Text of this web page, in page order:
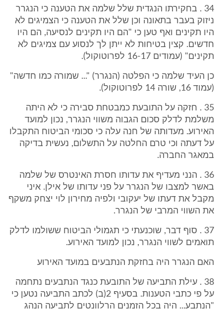
34 . בחקירתו הנגדית שלל שלמה את הטענה כי הנגרר
ניזוק בעבר בתאונה וכן שלל את הטענה כי הצמיגים לא
היו תקינים ואף טען כי "הם היו תקינים לנסיעה, הם היו
חדשים. קצין בטיחות לא ייתן לך לנסוע עם צמיגים לא
תקינים" (עמודים 16-17 לפרוטוקול).
כן העיד שלמה כי הפלטה (הנגרר) "... שמורה כמו חדשה"
(עמוד 16, שורה 14 לפרוטוקול).
35 . חזקה על התובעת כמבטחת סבירה כי לא היתה
משלמת לדלק סכום הגבוה משווי הנגרר, נכון למועד
האירוע. מעדותה של חנה עלה כי סכומי הביטוח התקבלו
על דעתה וכי טרם החלטה על התשלום, נעשית בדיקה
במאגר החברה.
36 . הנני מעדיף את עדותו חסרת האינטרס של שלמה
באשר למצבו של הנגרר על פני עדותו של אילן. איני
מקבל את דעתו של יעקובי ולפיה מחירון לוי יצחק משקף
את השווי המרבי של הנגרר.
37 . סוף דבר, שוכנעתי כי תגמולי הביטוח ששולמו לדלק
תואמים לשווי הנגרר, נכון למועד האירוע.
האם הנגרר היה בחזקת הנתבעים במועד האירוע
38 . עילת התביעה של התובעת כנגד הנתבעים נתחמה
על פי כתבי הטענות. בסעיף 2(ב) לכתב התביעה נטען כי
"הנתבע... היה בכל הזמנים הרלוונטים לתביעה הנהג